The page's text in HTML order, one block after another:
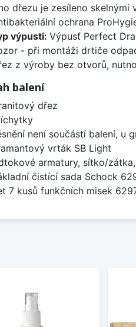
dřezu je zesíleno
ochrana
výpusti: Výpusť Perfect
- při montáži drtiče
z výroby bez otvorů,
balení
dřez
není součástí balení, u
vrták SB Light
armatury, sítko/
čistící sada Schock
7 kusů funkčních misek